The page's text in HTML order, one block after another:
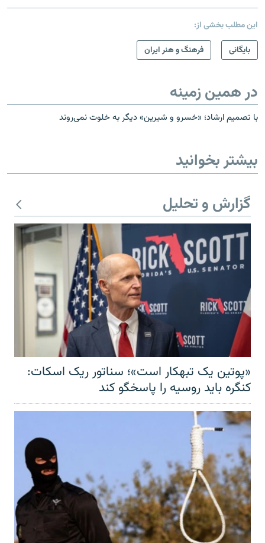
این مطلب بخشی از:
بایگانی
فرهنگ و هنر ایران
در همین زمینه
با تصمیم ارشاد؛ «خسرو و شیرین» دیگر به خلوت نمی‌روند
بیشتر بخوانید
گزارش و تحلیل
«پوتین یک تبهکار است»؛ سناتور ریک اسکات:
کنگره باید روسیه را پاسخگو کند